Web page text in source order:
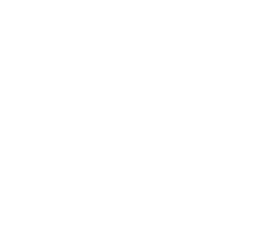
olarak görev yapmaktayım. [Görev